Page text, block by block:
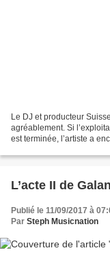
Le DJ et producteur
agréablement. Si
est terminée, l’artiste a
L’acte II de
Publié le 11/09/2017 à
Par Steph Musicnation